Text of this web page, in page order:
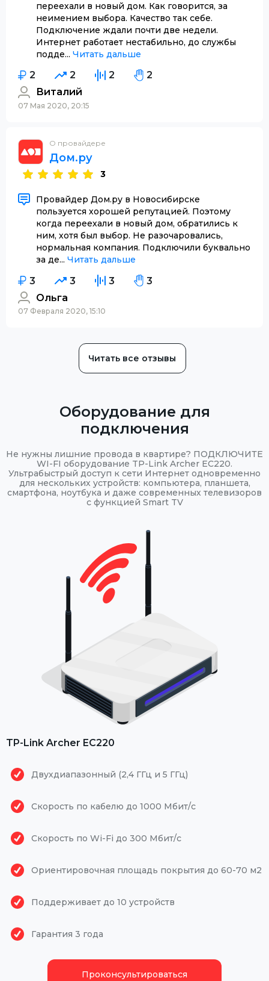
переехали в новый дом. Как говорится, за
неимением выбора. Качество так себе.
Подключение ждали почти две недели.
Интернет работает нестабильно, до службы
подде... Читать дальше
2 2 2
2
Виталий
07 Мая 2020, 20:15
О провайдере
Дом.ру
3
Провайдер Дом.ру в Новосибирске
пользуется хорошей репутацией. Поэтому
когда переехали в новый дом, обратились к
ним, хотя был выбор. Не разочаровались,
нормальная компания. Подключили буквально
за де... Читать дальше
3 3 3
3
Ольга
07 Февраля 2020, 15:10
Читать все отзывы
Оборудование для
подключения
Не нужны лишние провода в квартире? ПОДКЛЮЧИТЕ
WI-FI оборудование TP-Link Archer EC220.
Ультрабыстрый доступ к сети Интернет одновременно
для нескольких устройств: компьютера, планшета,
смартфона, ноутбука и даже современных телевизоров
с функцией Smart TV
TP-Link Archer EC220
Двухдиапазонный (2,4 ГГц и 5 ГГц)
Скорость по кабелю до 1000 Мбит/с
Скорость по Wi-Fi до 300 Мбит/с
Ориентировочная площадь покрытия до 60-70 м2
Поддерживает до 10 устройств
Гарантия 3 года
Проконсультироваться